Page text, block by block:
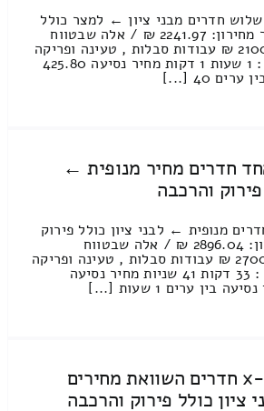
חדרים מבני ציון ← למצר כולל
פירוק והרכבה מחיר מחירון: 2241.97 ₪ / אלה שבטווח
המחירים 2800 – 2100 ₪ עבודות סבלות , טעינה ופריקה
: 1256.17 ₪ / זמן : 1 שעות 1 דקות מחיר נסיעה 425.80
40 [...]
חדרים מחיר מנופית ←
והרכבה
מנופית ← לבני ציון כולל פירוק
והרכבה מחיר מחירון: 2896.04 ₪ / אלה שבטווח
המחירים 3600 – 2700 ₪ עבודות סבלות , טעינה ופריקה
: 1257.69 ₪ / זמן : 33 דקות 41 שניות מחיר נסיעה
הובלות דירה 3-x חדרים השוואת מחירים
כולל פירוק והרכבה